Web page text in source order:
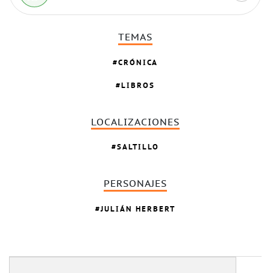
TEMAS
CRÓNICA
LIBROS
LOCALIZACIONES
SALTILLO
PERSONAJES
JULIÁN HERBERT